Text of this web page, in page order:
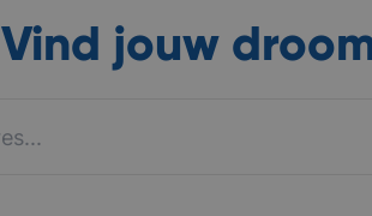
Vind jouw